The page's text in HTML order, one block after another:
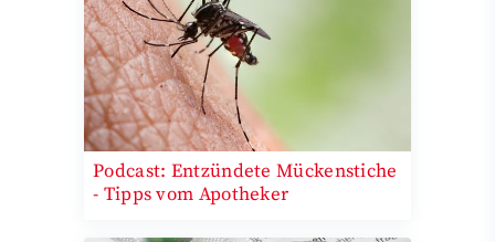
Podcast: Entzündete Mückenstiche
- Tipps vom Apotheker